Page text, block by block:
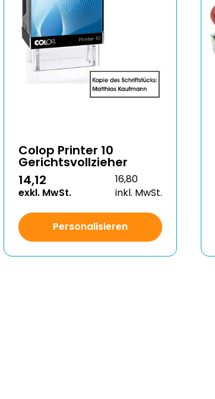
Colop Printer 10
Gerichtsvollzieher
14,12
exkl. MwSt.
16,80
inkl. MwSt.
Personalisieren